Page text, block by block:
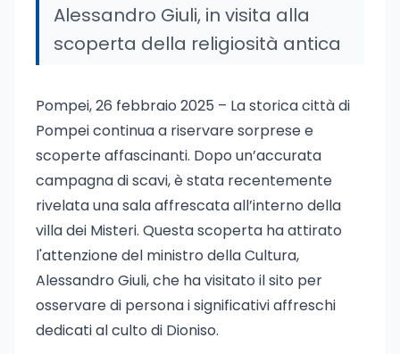
Alessandro Giuli, in visita alla
scoperta della religiosità antica
Pompei, 26 febbraio 2025 – La storica città di
Pompei continua a riservare sorprese e
scoperte affascinanti. Dopo un’accurata
campagna di scavi, è stata recentemente
rivelata una sala affrescata all’interno della
villa dei Misteri. Questa scoperta ha attirato
l'attenzione del ministro della Cultura,
Alessandro Giuli, che ha visitato il sito per
osservare di persona i significativi affreschi
dedicati al culto di Dioniso.